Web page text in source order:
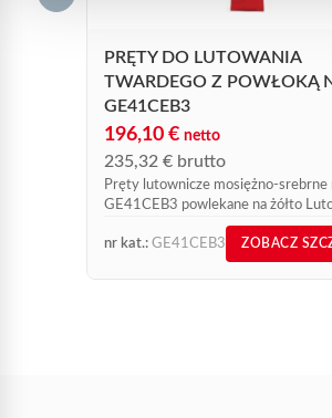
PRĘTY DO LUTOWANIA
TWARDEGO Z POWŁOKĄ
GE41CEB3
196,10 € netto
235,32 € brutto
Pręty lutownicze mosiężno-srebrne
GE41CEB3 powlekane na żółto
specjalne! Lutowanie polega na
dwóch identycznych lub różnych
metalowych za pomocą mosiężnego
nr kat.: GE41CEB3 ZOBACZ